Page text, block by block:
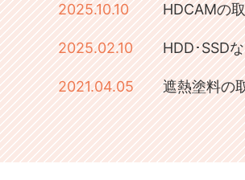
2025.10.10 HDCAMの
2025.02.10 HDD･SSD
2021.04.05 遮熱塗料の